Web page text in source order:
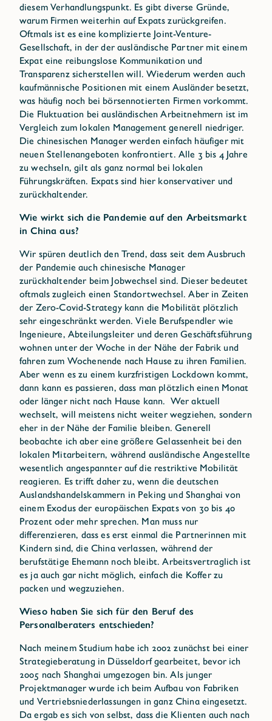
diesem Verhandlungspunkt. Es gibt diverse Gründe,
warum Firmen weiterhin auf Expats zurückgreifen.
Oftmals ist es eine komplizierte Joint-Venture-
Gesellschaft, in der der ausländische Partner mit einem
Expat eine reibungslose Kommunikation und
Transparenz sicherstellen will. Wiederum werden auch
kaufmännische Positionen mit einem Ausländer besetzt,
was häufig noch bei börsennotierten Firmen vorkommt.
Die Fluktuation bei ausländischen Arbeitnehmern ist im
Vergleich zum lokalen Management generell niedriger.
Die chinesischen Manager werden einfach häufiger mit
neuen Stellenangeboten konfrontiert. Alle 3 bis 4 Jahre
zu wechseln, gilt als ganz normal bei lokalen
Führungskräften. Expats sind hier konservativer und
zurückhaltender.
Wie wirkt sich die Pandemie auf den Arbeitsmarkt
in China aus?
Wir spüren deutlich den Trend, dass seit dem Ausbruch
der Pandemie auch chinesische Manager
zurückhaltender beim Jobwechsel sind. Dieser bedeutet
oftmals zugleich einen Standortwechsel. Aber in Zeiten
der Zero-Covid-Strategy kann die Mobilität plötzlich
sehr eingeschränkt werden. Viele Berufspendler wie
Ingenieure, Abteilungsleiter und deren Geschäftsführung
wohnen unter der Woche in der Nähe der Fabrik und
fahren zum Wochenende nach Hause zu ihren Familien.
Aber wenn es zu einem kurzfristigen Lockdown kommt,
dann kann es passieren, dass man plötzlich einen Monat
oder länger nicht nach Hause kann. Wer aktuell
wechselt, will meistens nicht weiter wegziehen, sondern
eher in der Nähe der Familie bleiben. Generell
beobachte ich aber eine größere Gelassenheit bei den
lokalen Mitarbeitern, während ausländische Angestellte
wesentlich angespannter auf die restriktive Mobilität
reagieren. Es trifft daher zu, wenn die deutschen
Auslandshandelskammern in Peking und Shanghai von
einem Exodus der europäischen Expats von 30 bis 40
Prozent oder mehr sprechen. Man muss nur
differenzieren, dass es erst einmal die Partnerinnen mit
Kindern sind, die China verlassen, während der
berufstätige Ehemann noch bleibt. Arbeitsvertraglich ist
es ja auch gar nicht möglich, einfach die Koffer zu
packen und wegzuziehen.
Wieso haben Sie sich für den Beruf des
Personalberaters entschieden?
Nach meinem Studium habe ich 2002 zunächst bei einer
Strategieberatung in Düsseldorf gearbeitet, bevor ich
2005 nach Shanghai umgezogen bin. Als junger
Projektmanager wurde ich beim Aufbau von Fabriken
und Vertriebsniederlassungen in ganz China eingesetzt.
Da ergab es sich von selbst, dass die Klienten auch nach